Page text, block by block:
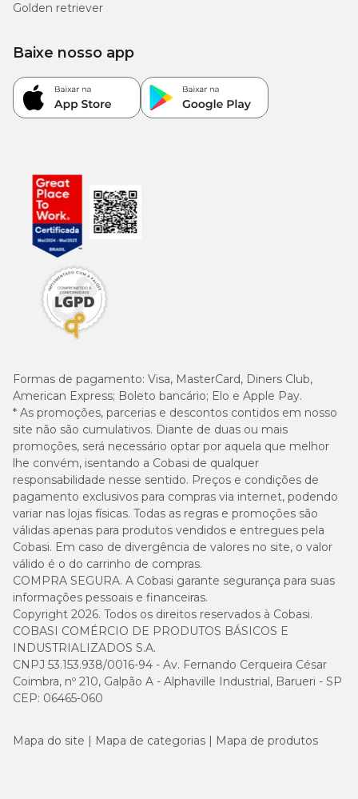
Golden retriever
Formas de pagamento: Visa, MasterCard, Diners Club,
American Express; Boleto bancário; Elo e Apple Pay.
* As promoções, parcerias e descontos contidos em nosso
site não são cumulativos. Diante de duas ou mais
promoções, será necessário optar por aquela que melhor
lhe convém, isentando a Cobasi de qualquer
responsabilidade nesse sentido. Preços e condições de
pagamento exclusivos para compras via internet, podendo
variar nas lojas físicas. Todas as regras e promoções são
válidas apenas para produtos vendidos e entregues pela
Cobasi. Em caso de divergência de valores no site, o valor
válido é o do carrinho de compras.
COMPRA SEGURA. A Cobasi garante segurança para suas
informações pessoais e financeiras.
Copyright 2026. Todos os direitos reservados à Cobasi.
COBASI COMÉRCIO DE PRODUTOS BÁSICOS E
INDUSTRIALIZADOS S.A.
CNPJ 53.153.938/0016-94 - Av. Fernando Cerqueira César
Coimbra, nº 210, Galpão A - Alphaville Industrial, Barueri - SP
CEP: 06465-060
Baixe nosso app
Mapa do site Mapa de categorias Mapa de produtos